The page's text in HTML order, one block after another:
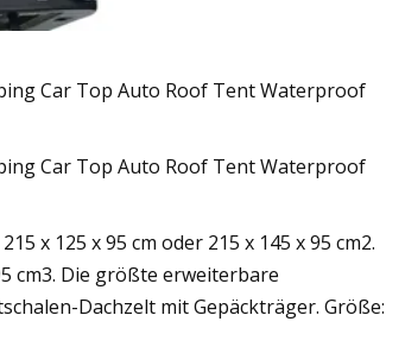
x 125 x 95 cm oder 215 x 145 x 95 cm2.
cm3. Die größte erweiterbare
Dachzelt mit Gepäckträger. Größe: